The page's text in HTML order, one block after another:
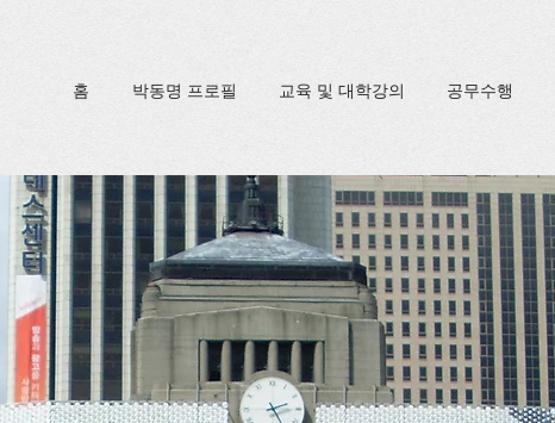
홈 박동명 프로필 교육 및 대학강의 공무수행